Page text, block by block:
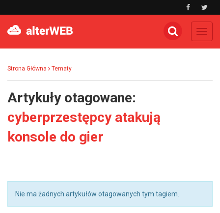
Strona Główna Tematy
Artykuły otagowane:
cyberprzestępcy atakują
konsole do gier
Nie ma żadnych artykułów otagowanych tym tagiem.